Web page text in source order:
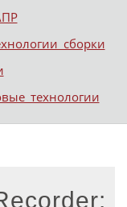
сборки
технологии